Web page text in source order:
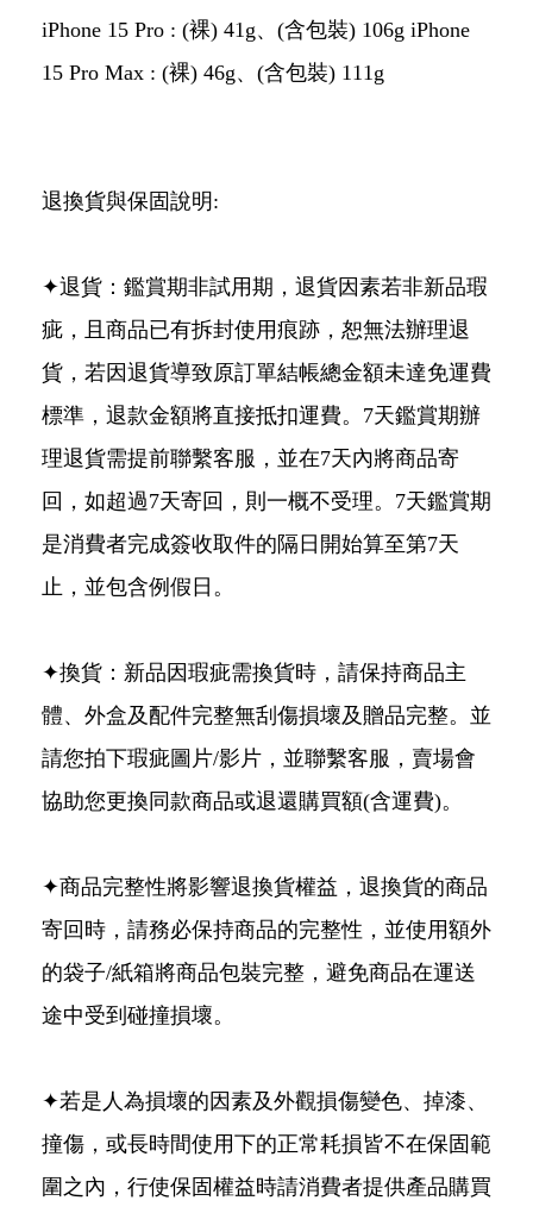
iPhone 15 Pro : (裸) 41g、(含包裝) 106g iPhone
15 Pro Max : (裸) 46g、(含包裝) 111g
退換貨與保固說明:
✦退貨：鑑賞期非試用期，退貨因素若非新品瑕
疵，且商品已有拆封使用痕跡，恕無法辦理退
貨，若因退貨導致原訂單結帳總金額未達免運費
標準，退款金額將直接抵扣運費。7天鑑賞期辦
理退貨需提前聯繫客服，並在7天內將商品寄
回，如超過7天寄回，則一概不受理。7天鑑賞期
是消費者完成簽收取件的隔日開始算至第7天
止，並包含例假日。
✦換貨：新品因瑕疵需換貨時，請保持商品主
體、外盒及配件完整無刮傷損壞及贈品完整。並
請您拍下瑕疵圖片/影片，並聯繫客服，賣場會
協助您更換同款商品或退還購買額(含運費)。
✦商品完整性將影響退換貨權益，退換貨的商品
寄回時，請務必保持商品的完整性，並使用額外
的袋子/紙箱將商品包裝完整，避免商品在運送
途中受到碰撞損壞。
✦若是人為損壞的因素及外觀損傷變色、掉漆、
撞傷，或長時間使用下的正常耗損皆不在保固範
圍之內，行使保固權益時請消費者提供產品購買